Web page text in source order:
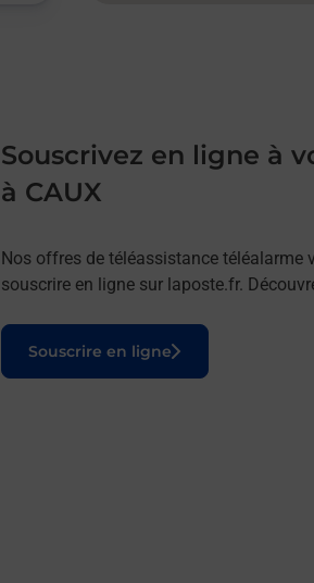
Souscrivez en ligne à
à CAUX
Nos offres de téléassistance téléalarme
souscrire en ligne sur laposte.fr.
Souscrire en ligne
Le lien s'ouvre dans un nouvel onglet